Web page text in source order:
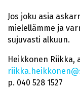
Jos joku asia
mielellämme ja
sujuvasti alkuun.
Heikkonen Riikka,
p. 040 528 1527